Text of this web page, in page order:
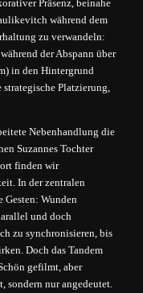
Präsenz, beinahe
während dem
zu verwandeln:
der Abspann über
in den Hintergrund
Platzierung,
Nebenhandlung die
Suzannes Tochter
finden wir
In der zentralen
Wunden
und doch
zu synchronisieren, bis
Doch das Tandem
gefilmt, aber
nur angedeutet.